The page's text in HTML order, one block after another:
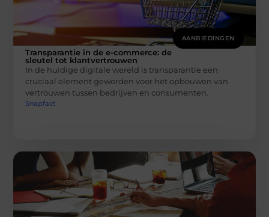
AANBIEDINGEN
Transparantie in de e-commerce: de
sleutel tot klantvertrouwen
In de huidige digitale wereld is transparantie een
cruciaal element geworden voor het opbouwen van
vertrouwen tussen bedrijven en consumenten.
Snapfact